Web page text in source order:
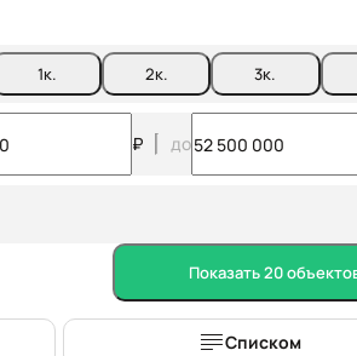
1к. 2к. 3к.
₽ до
Показать 20
Списком